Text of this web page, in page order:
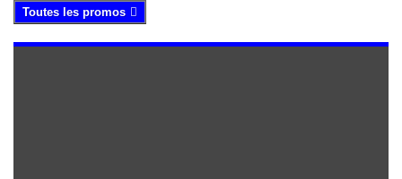
Toutes les promos